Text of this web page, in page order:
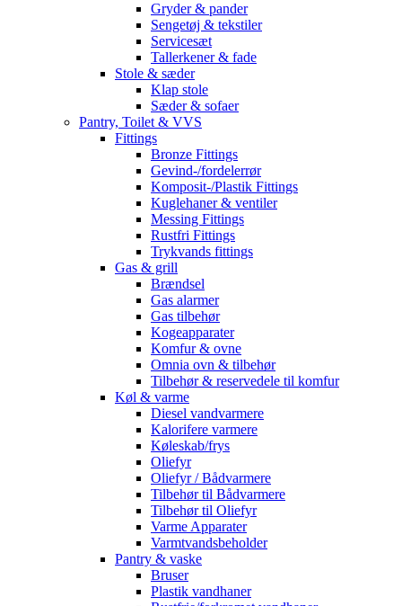
Gryder & pander
Sengetøj & tekstiler
Servicesæt
Tallerkener & fade
Stole & sæder
Klap stole
Sæder & sofaer
Pantry, Toilet & VVS
Fittings
Bronze Fittings
Gevind-/fordelerrør
Komposit-/Plastik Fittings
Kuglehaner & ventiler
Messing Fittings
Rustfri Fittings
Trykvands fittings
Gas & grill
Brændsel
Gas alarmer
Gas tilbehør
Kogeapparater
Komfur & ovne
Omnia ovn & tilbehør
Tilbehør & reservedele til komfur
Køl & varme
Diesel vandvarmere
Kalorifere varmere
Køleskab/frys
Oliefyr
Oliefyr / Bådvarmere
Tilbehør til Bådvarmere
Tilbehør til Oliefyr
Varme Apparater
Varmtvandsbeholder
Pantry & vaske
Bruser
Plastik vandhaner